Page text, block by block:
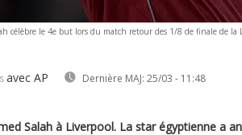
célèbre le 4e but lors du match retour des 1/8 de finale de la
avec AP Dernière MAJ: 25/03 - 11:48
Salah à Liverpool. La star égyptienne a